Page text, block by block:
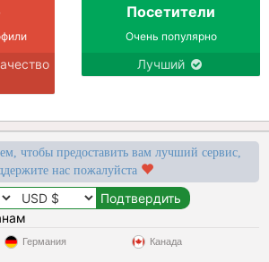
Посетители
Очень популярно
Лучший
чтобы предоставить вам лучший сервис,
нас пожалуйста
Германия Канада